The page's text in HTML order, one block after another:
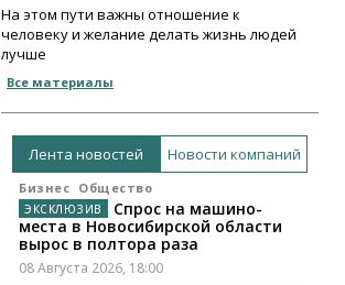
На этом пути важны отношение к
человеку и желание делать жизнь людей
лучше
Все материалы
Лента новостей Новости компаний
Бизнес Общество
Спрос на машино-
места в Новосибирской области
вырос в полтора раза
08 Августа 2026, 18:00